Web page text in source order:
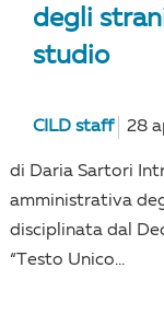
degli
studio
CILD staff 28
di Daria Sartori
amministrativa
disciplinata dal
“Testo Unico...